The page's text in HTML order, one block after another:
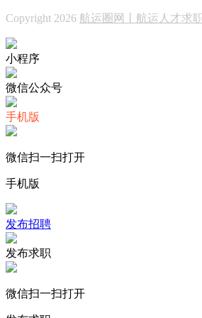
Copyright 2026 航运圈网丨航运人才求
小程序
微信公众号
手机版
微信扫一扫打开
手机版
发布招聘
发布求职
微信扫一扫打开